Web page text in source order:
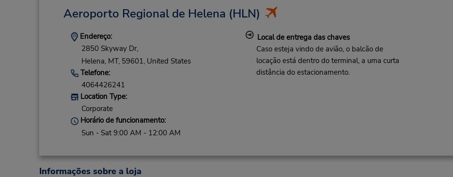
Aeroporto Regional de Helena (HLN)
Endereço:
2850 Skyway Dr,
Helena, MT, 59601, United States
Telefone:
4064426241
Location Type:
Corporate
Horário de funcionamento:
Sun - Sat 9:00 AM - 12:00 AM
Local de entrega das chaves
Caso esteja vindo de avião, o balcão de
locação está dentro do terminal, a uma curta
distância do estacionamento.
Informações sobre a loja